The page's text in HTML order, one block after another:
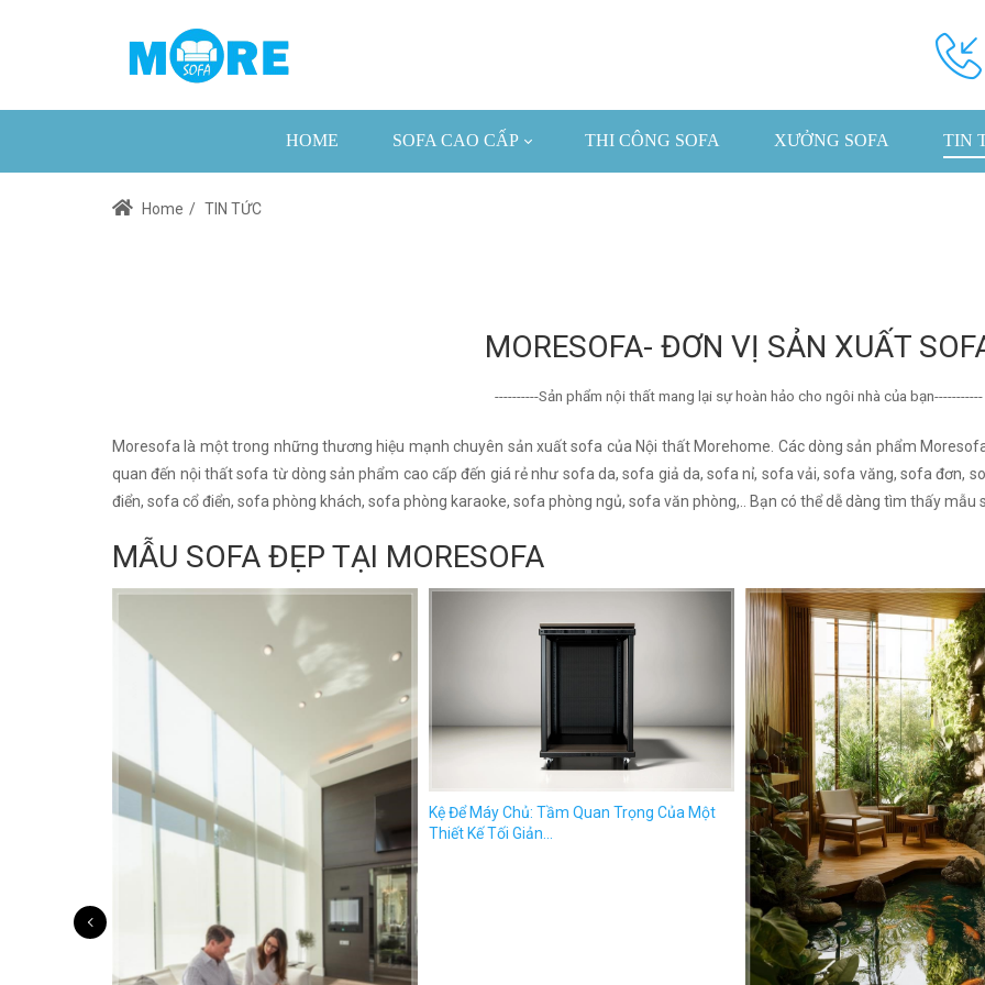
HOME SOFA CAO CẤP THI CÔNG SOFA XƯỞNG SOFA TIN
Home / TIN TỨC
MORESOFA- ĐƠN VỊ SẢN XUẤT
----------Sản phẩm nội thất mang lại sự hoàn hảo cho ngôi nhà của bạn-----------
Moresofa là một trong những thương hiệu mạnh chuyên sản xuất sofa của Nội thất Morehome. Các dòng sản phẩm
quan đến nội thất sofa từ dòng sản phẩm cao cấp đến giá rẻ như sofa da, sofa giả da, sofa nỉ, sofa vải, sofa văng, sofa đơn,
điển, sofa cổ điển, sofa phòng khách, sofa phòng karaoke, sofa phòng ngủ, sofa văn phòng,.. Bạn có thể dễ dàng tìm thấy mẫu
MẪU SOFA ĐẸP TẠI MORESOFA
Chiếc Ghế Tối Giản: Sự Kết Hợp
Của Đơn Giản Và Đẳng Cấp...